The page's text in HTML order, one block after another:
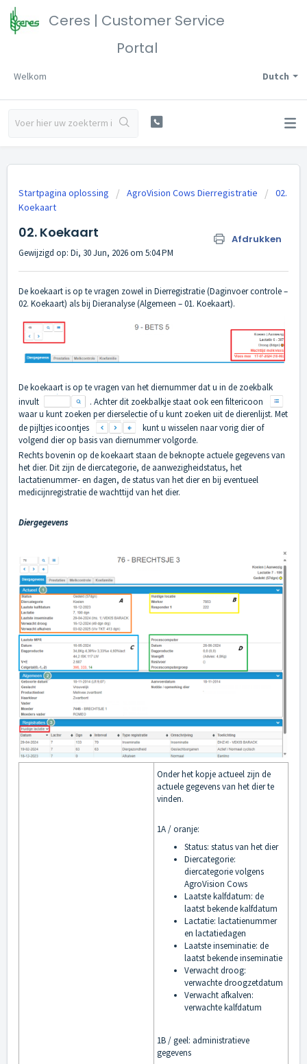
Ceres | Customer Service
Portal
Dutch
Welkom
Startpagina oplossing AgroVision Cows Dierregistratie
02.
Koekaart
02. Koekaart Afdrukken
Gewijzigd op: Di, 30 Jun, 2026 om 5:04 PM
De koekaart is op te vragen zowel in Dierregistratie (Daginvoer controle –
02. Koekaart) als bij Dieranalyse (Algemeen – 01. Koekaart).
De koekaart is op te vragen van het diernummer dat u in de zoekbalk
invult
. Achter dit zoekbalkje staat ook een filtericoon
waar u kunt zoeken per dierselectie of u kunt zoeken uit de dierenlijst. Met
de pijltjes icoontjes
kunt u wisselen naar vorig dier of
volgend dier op basis van diernummer volgorde.
Rechts bovenin op de koekaart staan de beknopte actuele gegevens van
het dier. Dit zijn de diercategorie, de aanwezigheidstatus, het
lactatienummer- en dagen, de status van het dier en bij eventueel
medicijnregistratie de wachttijd van het dier.
Diergegevens
Onder het kopje actueel zijn de
actuele gegevens van het dier te
vinden.
1A / oranje:
Status: status van het dier
Diercategorie:
diercategorie volgens
AgroVision Cows
Laatste kalfdatum: de
laatst bekende kalfdatum
Lactatie: lactatienummer
en lactatiedagen
Laatste inseminatie: de
laatst bekende inseminatie
Verwacht droog:
verwachte droogzetdatum
Verwacht afkalven:
verwachte kalfdatum
1B / geel: administratieve
gegevens